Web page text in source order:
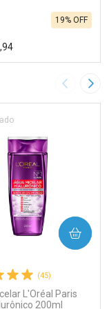
,94
19% OFF
Desconto
Imagem
(45)
L'Oréal Paris
200ml
COMPRAR